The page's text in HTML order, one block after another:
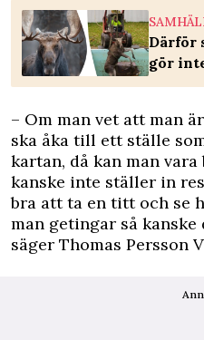
Därför
gör
– Om man vet att man
ska åka till ett ställe
kartan, då kan man
kanske inte ställer in
bra att ta en titt och se
man getingar så kanske
säger Thomas Persson